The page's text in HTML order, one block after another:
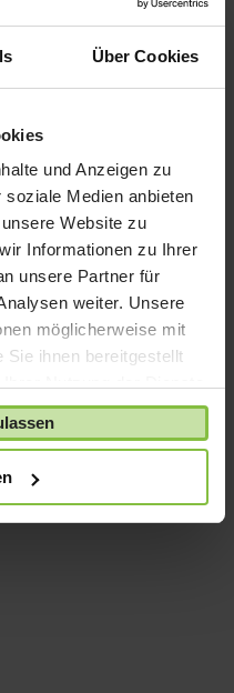
Über Cookies
und Anzeigen zu
Medien anbieten
Website zu
Informationen zu Ihrer
unsere Partner für
weiter. Unsere
möglicherweise mit
Sie ihnen bereitgestellt